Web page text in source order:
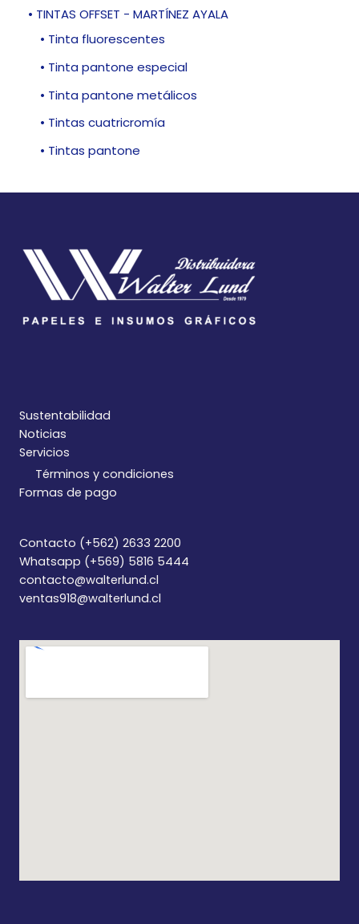
• TINTAS OFFSET - MARTÍNEZ AYALA
• Tinta fluorescentes
• Tinta pantone especial
• Tinta pantone metálicos
• Tintas cuatricromía
• Tintas pantone
Sustentabilidad
Noticias
Servicios
Términos y condiciones
Formas de pago
Contacto (+562) 2633 2200
Whatsapp (+569) 5816 5444
contacto@walterlund.cl
ventas918@walterlund.cl